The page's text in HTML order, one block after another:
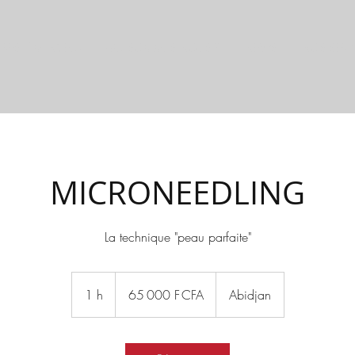
MICRONEEDLING
La technique "peau parfaite"
1 h
CFA65 000 F CFA Abidjan